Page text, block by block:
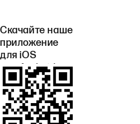
Скачайте наше
приложение
для iOS
или Android.